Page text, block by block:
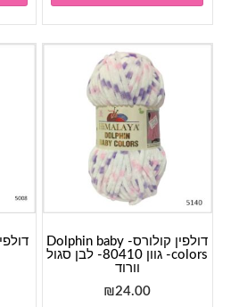
דולפין קולורס- Dolphin baby
colors- גוון 80410- לבן סגול
וורוד
₪24.00